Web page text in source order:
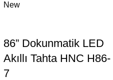
New
86” Dokunmatik LED
Akıllı Tahta HNC H86-
7